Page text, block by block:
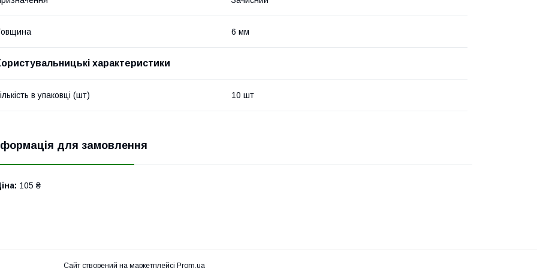
6 мм
характеристики
в упаковці (шт) 10 шт
для замовлення
105 ₴
Сайт створений на маркетплейсі Prom.ua